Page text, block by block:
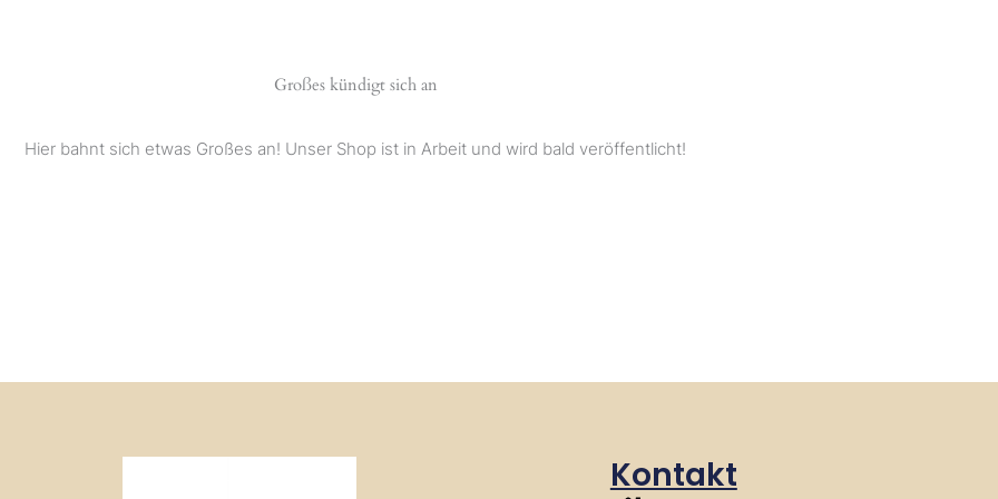
Großes kündigt sich an
Hier bahnt sich etwas Großes an! Unser Shop ist in Arbeit und wird bald veröffentlicht!
Kontakt